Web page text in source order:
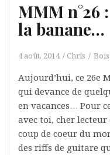
MMM n°26
la banane…
4 août, 2014 Chris
Aujourd’hui, ce 26e
qui devance de
en vacances… Pour
avec toi, cher
coup de coeur du
des riffs de guitare